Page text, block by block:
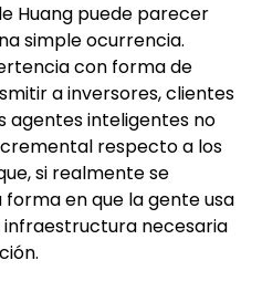
Huang puede parecer
simple ocurrencia.
con forma de
a inversores, clientes
agentes inteligentes no
respecto a los
si realmente se
en que la gente usa
necesaria